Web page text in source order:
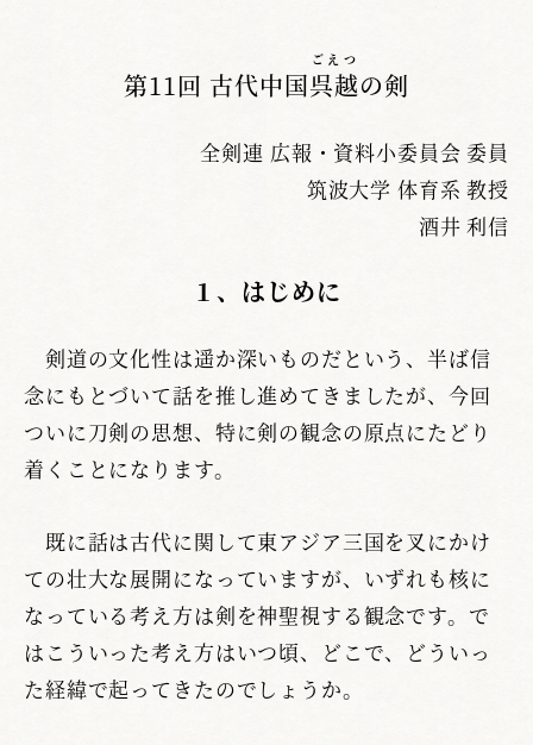
第11回 古代中国呉越
ごえつ
の剣
全剣連 広報・資料小委員会 委員
筑波大学 体育系 教授
酒井 利信
１、はじめに
剣道の文化性は遥か深いものだという、半ば信
念にもとづいて話を推し進めてきましたが、今回
ついに刀剣の思想、特に剣の観念の原点にたどり
着くことになります。
既に話は古代に関して東アジア三国を叉にかけ
ての壮大な展開になっていますが、いずれも核に
なっている考え方は剣を神聖視する観念です。で
はこういった考え方はいつ頃、どこで、どういっ
た経緯で起ってきたのでしょうか。